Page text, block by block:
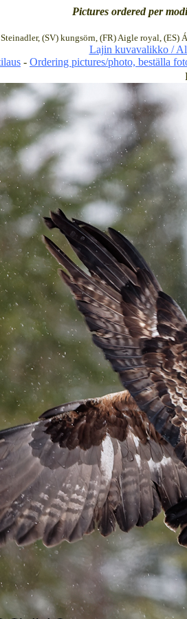
Pictures ordered per
(SV) kungsörn, (FR) Aigle royal,
Lajin kuvavalikko /
- Ordering pictures/photo, beställa